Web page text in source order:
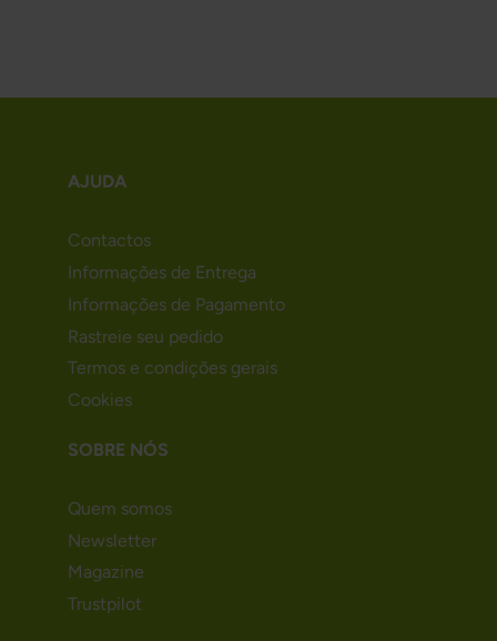
AJUDA
Contactos
Informações de Entrega
Informações de Pagamento
Rastreie seu pedido
Termos e condições gerais
Cookies
SOBRE NÓS
Quem somos
Newsletter
Magazine
Trustpilot